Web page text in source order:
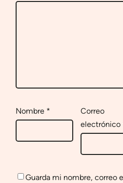
Nombre *
Correo
electrónico
Guarda mi nombre, correo